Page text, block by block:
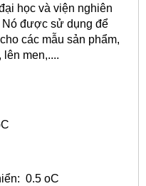
học và viện nghiên
được sử dụng để
các mẫu sản phẩm,
men,....
C
0.5 oC